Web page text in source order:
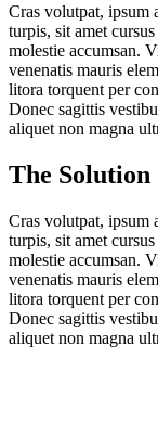
Cras volutpat, ipsum
turpis, sit amet
molestie accumsan.
venenatis mauris
litora torquent per
Donec sagittis
aliquet non magna
The Solution
Cras volutpat, ipsum
turpis, sit amet
molestie accumsan.
venenatis mauris
litora torquent per
Donec sagittis
aliquet non magna